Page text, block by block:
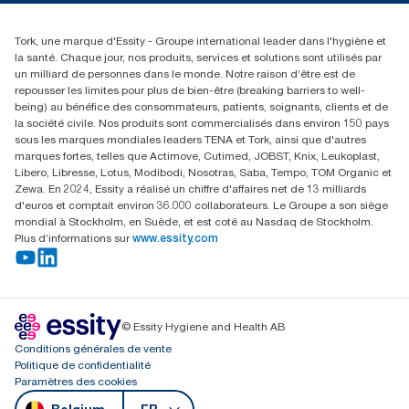
02 766 05 30
Essity Belgium NV
Berkenlaan 8B
1831 MACHELEN
Tork, une marque d'Essity - Groupe international leader dans l'hygiène et
la santé. Chaque jour, nos produits, services et solutions sont utilisés par
un milliard de personnes dans le monde. Notre raison d’être est de
repousser les limites pour plus de bien-être (breaking barriers to well-
being) au bénéfice des consommateurs, patients, soignants, clients et de
la société civile. Nos produits sont commercialisés dans environ 150 pays
sous les marques mondiales leaders TENA et Tork, ainsi que d'autres
marques fortes, telles que Actimove, Cutimed, JOBST, Knix, Leukoplast,
Libero, Libresse, Lotus, Modibodi, Nosotras, Saba, Tempo, TOM Organic et
Zewa. En 2024, Essity a réalisé un chiffre d'affaires net de 13 milliards
d'euros et comptait environ 36.000 collaborateurs. Le Groupe a son siège
mondial à Stockholm, en Suède, et est coté au Nasdaq de Stockholm.
Plus d’informations sur www.essity.com
© Essity Hygiene and Health AB
Conditions générales de vente
Politique de confidentialité
Paramètres des cookies